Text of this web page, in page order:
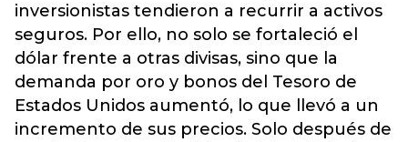
inversionistas tendieron a recurrir a activos
seguros. Por ello, no solo se fortaleció el
dólar frente a otras divisas, sino que la
demanda por oro y bonos del Tesoro de
Estados Unidos aumentó, lo que llevó a un
incremento de sus precios. Solo después de